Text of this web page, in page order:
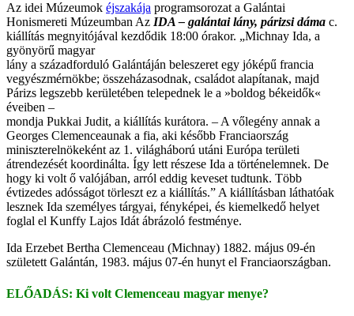
Az idei Múzeumok éjszakája programsorozat a Galántai
Honismereti Múzeumban Az IDA – galántai lány, párizsi dáma c.
kiállítás megnyitójával kezdődik 18:00 órakor. „Michnay Ida, a
gyönyörű magyar
lány a századforduló Galántáján beleszeret egy jóképű francia
vegyészmérnökbe; összeházasodnak, családot alapítanak, majd
Párizs legszebb kerületében telepednek le a »boldog békeidők«
éveiben –
mondja Pukkai Judit, a kiállítás kurátora. – A vőlegény annak a
Georges Clemenceaunak a fia, aki később Franciaország
miniszterelnökeként az 1. világháború utáni Európa területi
átrendezését koordinálta. Így lett részese Ida a történelemnek. De
hogy ki volt ő valójában, arról eddig keveset tudtunk. Több
évtizedes adósságot törleszt ez a kiállítás.” A kiállításban láthatóak
lesznek Ida személyes tárgyai, fényképei, és kiemelkedő helyet
foglal el Kunffy Lajos Idát ábrázoló festménye.
Ida Erzebet Bertha Clemenceau (Michnay) 1882. május 09-én
született Galántán, 1983. május 07-én hunyt el Franciaországban.
ELŐADÁS: Ki volt Clemenceau magyar menye?